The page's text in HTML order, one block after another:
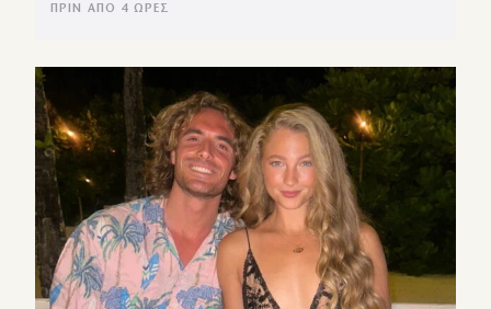
ΠΡΙΝ ΑΠΌ 4 ΏΡΕΣ